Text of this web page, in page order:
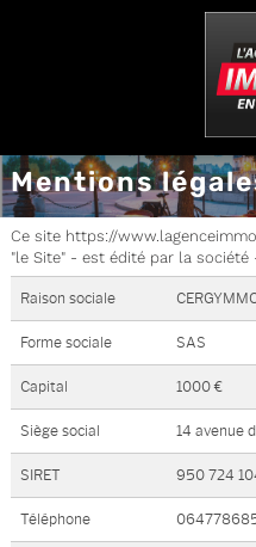
Mentions
Ce site https://
"le Site" - est édité par la
Raison sociale
Forme sociale SAS
Capital 1000 €
Siège social 14 avenue
SIRET 950 724
Téléphone